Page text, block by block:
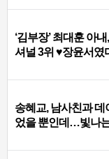
‘김부장’ 최대훈 아
셔널 3위 ♥장윤서였
송혜교, 남사친과
었을 뿐인데…빛나